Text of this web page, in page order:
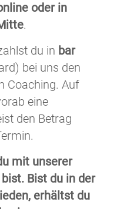
oder in
.
du in bar
bei uns den
Coaching. Auf
eine
den Betrag
mit unserer
Bist du in der
erhältst du